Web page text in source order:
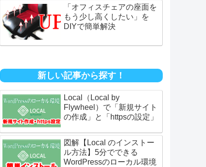
「オフィスチェアの座面を
もう少し高くしたい」を
DIYで簡単解決
新しい記事から探す！
Local（Local by
Flywheel）で「新規サイト
の作成」と「httpsの設定」
図解【Local のインストー
ル方法】5分でできる
WordPressのローカル環境